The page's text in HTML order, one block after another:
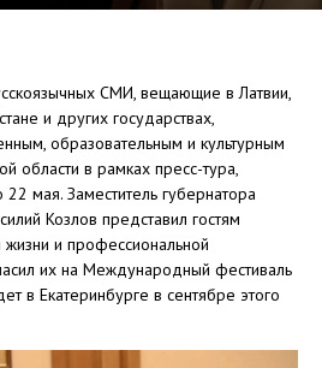
СМИ, вещающие в Латвии,
и других государствах,
образовательным и культурным
области в рамках пресс-тура,
мая. Заместитель губернатора
Козлов представил гостям
и профессиональной
их на Международный фестиваль
в Екатеринбурге в сентябре этого